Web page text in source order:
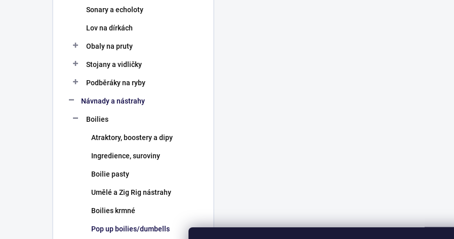
Sonary a echoloty
Lov na dírkách
Obaly na pruty
Stojany a vidličky
Podběráky na ryby
Návnady a nástrahy
Boilies
Atraktory, boostery a dipy
Ingredience, suroviny
Boilie pasty
Umělé a Zig Rig nástrahy
Boilies krmné
Pop up boilies/dumbells